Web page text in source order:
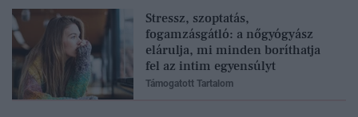
Stressz, szoptatás,
fogamzásgátló: a nőgyógyász
elárulja, mi minden boríthatja
fel az intim egyensúlyt
Támogatott Tartalom